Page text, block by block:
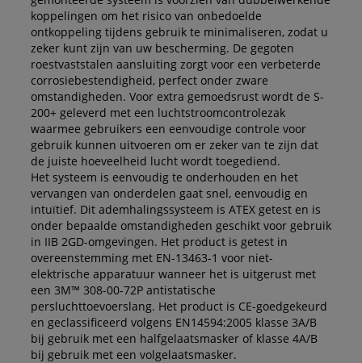
koppelingen om het risico van onbedoelde
ontkoppeling tijdens gebruik te minimaliseren, zodat u
zeker kunt zijn van uw bescherming. De gegoten
roestvaststalen aansluiting zorgt voor een verbeterde
corrosiebestendigheid, perfect onder zware
omstandigheden. Voor extra gemoedsrust wordt de S-
200+ geleverd met een luchtstroomcontrolezak
waarmee gebruikers een eenvoudige controle voor
gebruik kunnen uitvoeren om er zeker van te zijn dat
de juiste hoeveelheid lucht wordt toegediend.
Het systeem is eenvoudig te onderhouden en het
vervangen van onderdelen gaat snel, eenvoudig en
intuïtief. Dit ademhalingssysteem is ATEX getest en is
onder bepaalde omstandigheden geschikt voor gebruik
in IIB 2GD-omgevingen. Het product is getest in
overeenstemming met EN-13463-1 voor niet-
elektrische apparatuur wanneer het is uitgerust met
een 3M™ 308-00-72P antistatische
persluchttoevoerslang. Het product is CE-goedgekeurd
en geclassificeerd volgens EN14594:2005 klasse 3A/B
bij gebruik met een halfgelaatsmasker of klasse 4A/B
bij gebruik met een volgelaatsmasker.